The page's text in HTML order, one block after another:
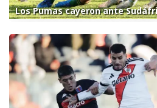
Los Pumas cayeron ante